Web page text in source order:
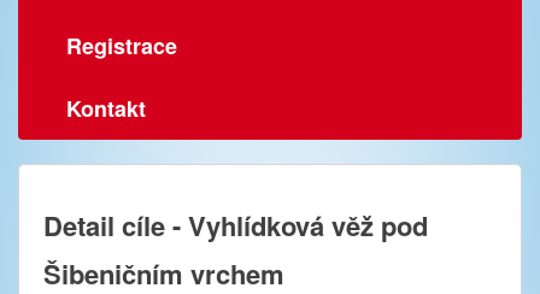
Registrace
Kontakt
Detail cíle - Vyhlídková věž pod
Šibeničním vrchem